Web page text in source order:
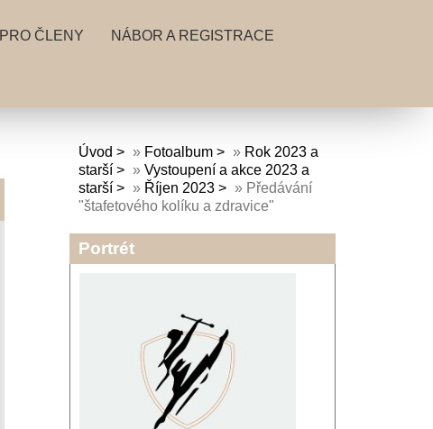
PRO ČLENY NÁBOR A REGISTRACE
Úvod » Fotoalbum » Rok 2023 a
starší
» Vystoupení a akce 2023 a
starší
» Říjen 2023 » Předávání
"štafetového kolíku a zdravice"
Portrét